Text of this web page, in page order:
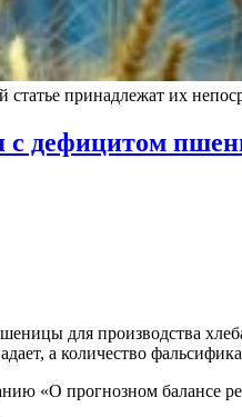
принадлежат их
с дефицитом
для производства
а количество
«О прогнозном балансе